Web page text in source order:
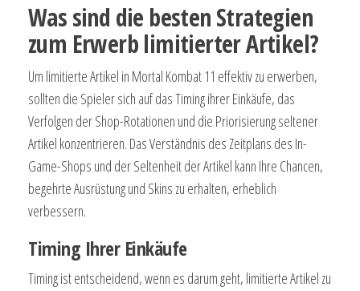
Was sind die besten Strategien
zum Erwerb limitierter Artikel?
Um limitierte Artikel in Mortal Kombat 11 effektiv zu erwerben,
sollten die Spieler sich auf das Timing ihrer Einkäufe, das
Verfolgen der Shop-Rotationen und die Priorisierung seltener
Artikel konzentrieren. Das Verständnis des Zeitplans des In-
Game-Shops und der Seltenheit der Artikel kann Ihre Chancen,
begehrte Ausrüstung und Skins zu erhalten, erheblich
verbessern.
Timing Ihrer Einkäufe
Timing ist entscheidend, wenn es darum geht, limitierte Artikel zu